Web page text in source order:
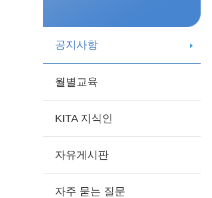
공지사항
월별교육
KITA 지식인
자유게시판
자주 묻는 질문